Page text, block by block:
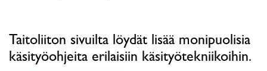
Taitoliiton sivuilta löydät lisää monipuolisia
käsityöohjeita erilaisiin käsityötekniikoihin.